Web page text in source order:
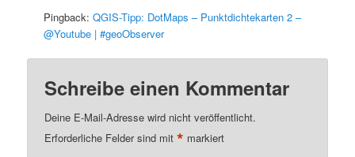
Pingback:QGIS-Tipp: DotMaps – Punktdichtekarten 2 –
@Youtube | #geoObserver
Schreibe einen Kommentar
Deine E-Mail-Adresse wird nicht veröffentlicht.
Erforderliche Felder sind mit* markiert